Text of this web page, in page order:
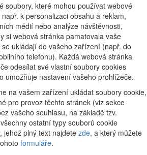
soubory, které mohou používat webové
k personalizaci obsahu a reklam,
médií nebo analýze návštěvnosti,
si webová stránka pamatovala vaše
ukládají do vašeho zařízení (např. do
telefonu). Každá webová stránka
odesílat své vlastní soubory cookies
umožňuje nastavení vašeho prohlížeče.
na vašem zařízení ukládat soubory cookie,
pro provoz těchto stránek (viz sekce
vašeho souhlasu, na základě tzv.
ostatní typy souborů cookie
jehož plný text najdete zde, a který můžete
formuláře.